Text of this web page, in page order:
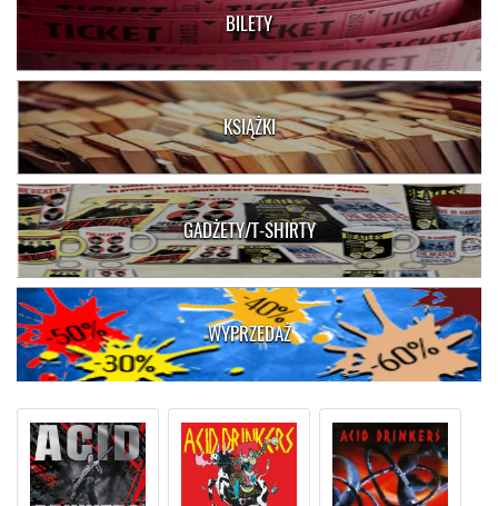
BILETY
KSIĄŻKI
GADŻETY/T-SHIRTY
WYPRZEDAŻ